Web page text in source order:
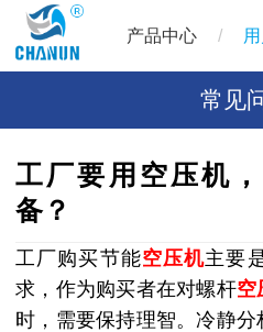
产品中心 /
常见
工厂要用空压机
备？
工厂购买节能空压机主要
求，作为购买者在对螺杆空
时，需要保持理智。冷静分